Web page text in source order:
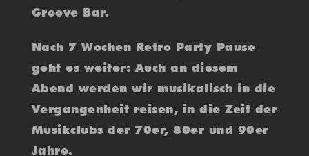
Groove Bar.
Nach 7 Wochen Retro Party Pause
geht es weiter: Auch an diesem
Abend werden wir musikalisch in die
Vergangenheit reisen, in die Zeit der
Musikclubs der 70er, 80er und 90er
Jahre.